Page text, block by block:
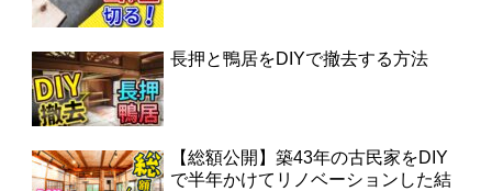
長押と鴨居をDIYで撤去する方法
【総額公開】築43年の古民家をDIY
で半年かけてリノベーションした結